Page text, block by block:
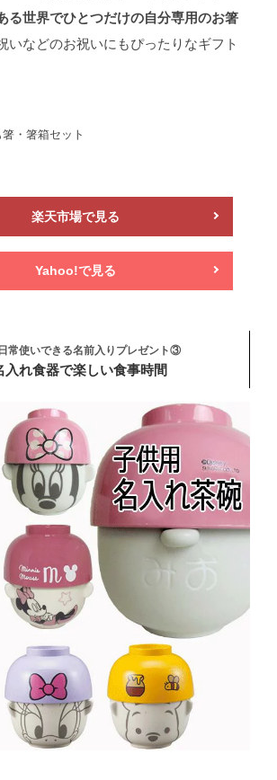
る世界でひとつだけの自分専用のお箸
いなどのお祝いにもぴったりなギフト
・箸箱セット
楽天市場で見る
Yahoo!で見る
常使いできる名前入りプレゼント③
入れ食器で楽しい食事時間